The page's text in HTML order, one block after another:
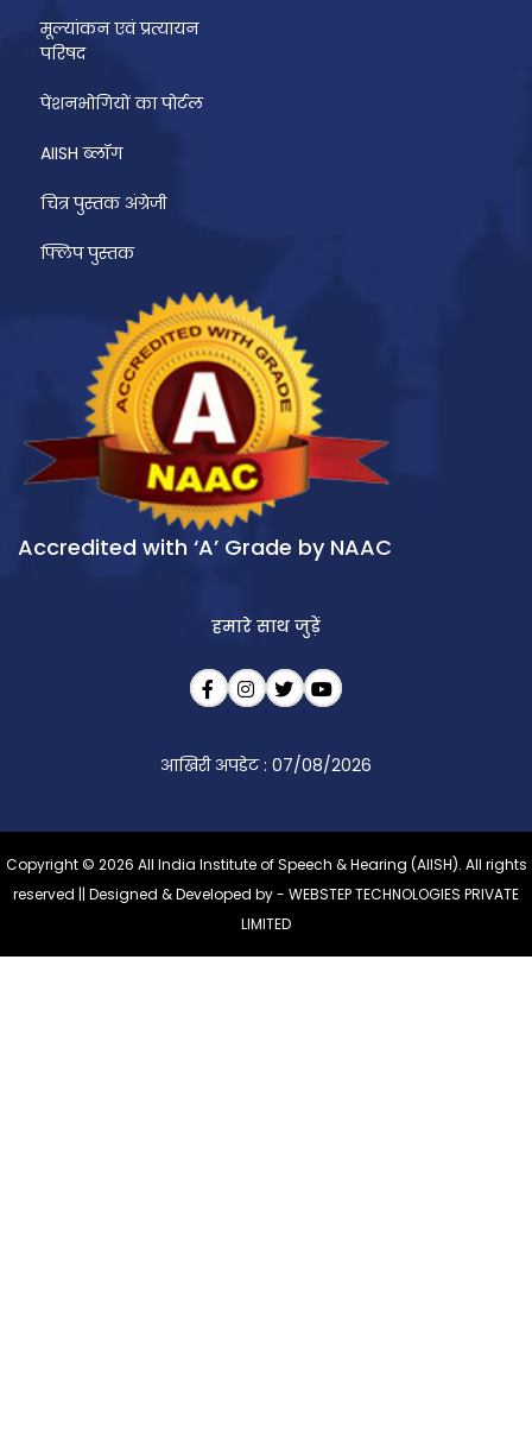
मूल्यांकन एवं प्रत्यायन
परिषद
पेंशनभोगियों का पोर्टल
AIISH ब्लॉग
चित्र पुस्तक अंग्रेजी
फ्लिप पुस्तक
Accredited with ‘A’ Grade by NAAC
हमारे साथ जुड़ें
आखिरी अपडेट : 07/08/2026
Copyright © 2026 All India Institute of Speech & Hearing (AIISH). All rights
reserved || Designed & Developed by - WEBSTEP TECHNOLOGIES PRIVATE
LIMITED